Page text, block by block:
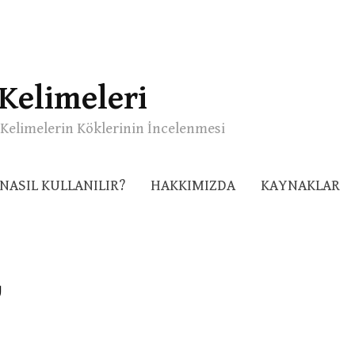
Kelimelerin Köklerinin İncelenmesi
NASIL KULLANILIR? HAKKIMIZDA KAYNAKLAR